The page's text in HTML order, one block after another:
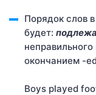
Порядок слов
будет:
окончанием -
Boys played